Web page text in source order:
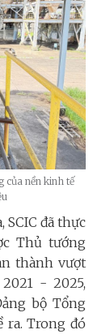
của nền kinh tế
đã thực
Thủ tướng
thành vượt
- 2025,
bộ Tổng
ra. Trong đó